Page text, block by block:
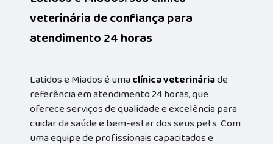
veterinária de confiança para
atendimento 24 horas
Latidos e Miados é umaclínica veterináriade
referência em atendimento 24 horas, que
oferece serviços de qualidade e excelência para
cuidar da saúde e bem-estar dos seus pets. Com
uma equipe de profissionais capacitados e